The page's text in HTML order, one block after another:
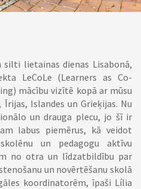
lietainas dienas Lisabonā,
LeCoLe (Learners as Co-
mācību vizītē kopā ar mūsu
Islandes un Grieķijas. Nu
un drauga plecu, jo šī ir
labus piemērus, kā veidot
un pedagogu aktīvu
no otra un līdzatbildību par
un novērtēšanu skolā
koordinatorēm, īpaši Lília